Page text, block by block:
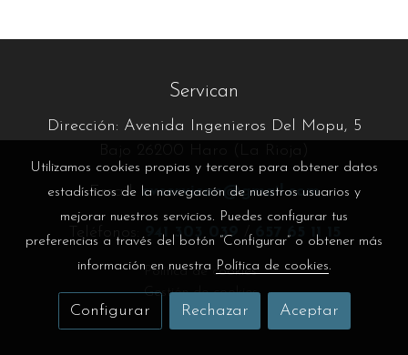
Servican
Dirección: Avenida Ingenieros Del Mopu, 5
Email: cvservican@gmail.com
Teléfonos:941 303 039 / 657 65 11 15
Política de cookies
Gestión de cookies
Utilizamos cookies propias y terceros para obtener datos
estadísticos de la navegación de nuestros usuarios y
mejorar nuestros servicios. Puedes configurar tus
preferencias a través del botón “Configurar” o obtener más
información en nuestra Política de cookies.
Configurar Rechazar Aceptar